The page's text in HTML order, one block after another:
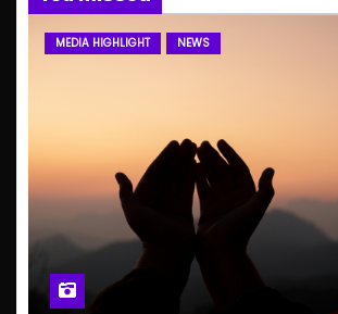
MEDIA HIGHLIGHT NEWS